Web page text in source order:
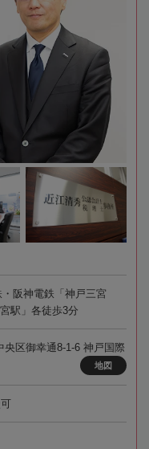
阪神電鉄「神戸三宮
駅」各徒歩3分
央区御幸通8-1-6 神戸国際
地図